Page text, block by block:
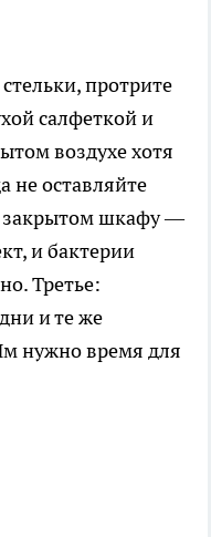
протрите
салфеткой и
воздухе хотя
не оставляйте
закрытом шкафу —
и бактерии
Третье:
и те же
нужно время для